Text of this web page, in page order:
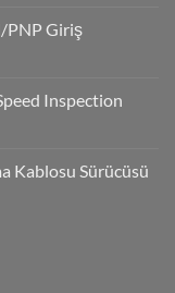
PNP Giriş
Inspection
Kablosu Sürücüsü